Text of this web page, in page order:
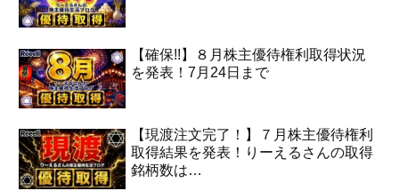
【確保!!】８月株主優待権利取得状況
を発表！7月24日まで
【現渡注文完了！】７月株主優待権利
取得結果を発表！りーえるさんの取得
銘柄数は…